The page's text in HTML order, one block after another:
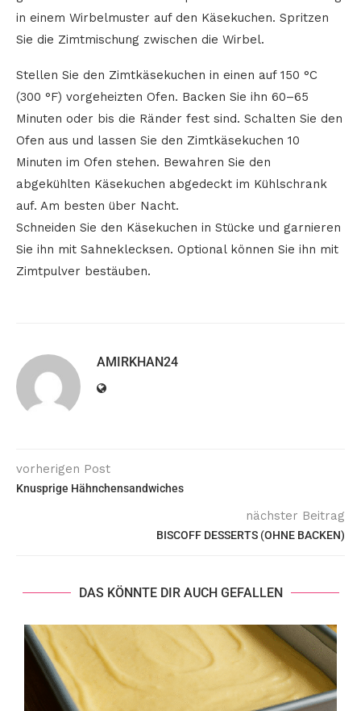
in einem Wirbelmuster auf den Käsekuchen. Spritzen
Sie die Zimtmischung zwischen die Wirbel.
Stellen Sie den Zimtkäsekuchen in einen auf 150 °C
(300 °F) vorgeheizten Ofen. Backen Sie ihn 60–65
Minuten oder bis die Ränder fest sind. Schalten Sie den
Ofen aus und lassen Sie den Zimtkäsekuchen 10
Minuten im Ofen stehen. Bewahren Sie den
abgekühlten Käsekuchen abgedeckt im Kühlschrank
auf. Am besten über Nacht.
Schneiden Sie den Käsekuchen in Stücke und garnieren
Sie ihn mit Sahneklecksen. Optional können Sie ihn mit
Zimtpulver bestäuben.
AMIRKHAN24
vorherigen Post
Knusprige Hähnchensandwiches
nächster Beitrag
BISCOFF DESSERTS (OHNE BACKEN)
DAS KÖNNTE DIR AUCH GEFALLEN